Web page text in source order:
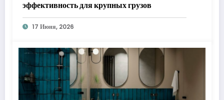
эффективность для крупных грузов
17 Июня, 2026